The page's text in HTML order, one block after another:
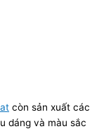
còn sản xuất các
dáng và màu sắc